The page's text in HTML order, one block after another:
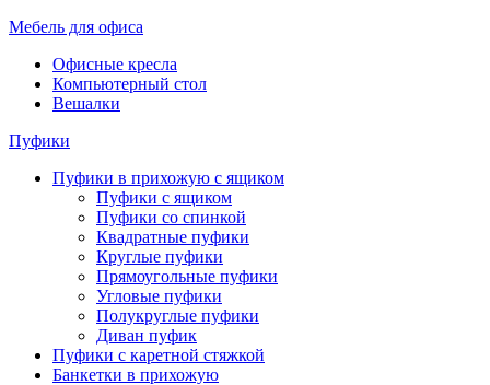
Мебель для офиса
Офисные кресла
Компьютерный стол
Вешалки
Пуфики
Пуфики в прихожую с ящиком
Пуфики с ящиком
Пуфики со спинкой
Квадратные пуфики
Круглые пуфики
Прямоугольные пуфики
Угловые пуфики
Полукруглые пуфики
Диван пуфик
Пуфики с каретной стяжкой
Банкетки в прихожую